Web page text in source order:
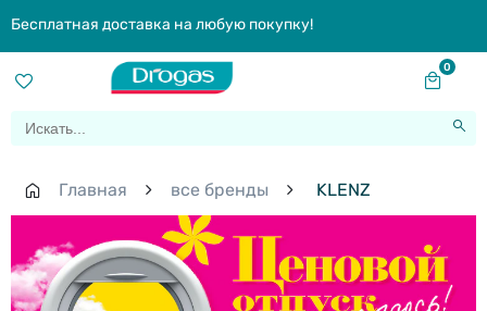
Бесплатная доставка на любую покупку!
0
Главная все бренды KLENZ